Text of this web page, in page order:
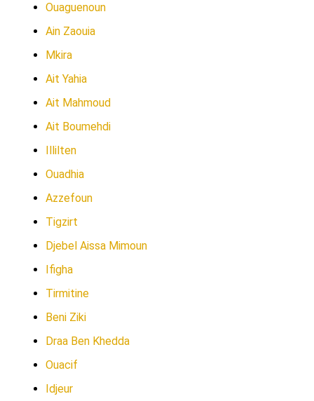
Ouaguenoun
Ain Zaouia
Mkira
Ait Yahia
Ait Mahmoud
Ait Boumehdi
Illilten
Ouadhia
Azzefoun
Tigzirt
Djebel Aissa Mimoun
Ifigha
Tirmitine
Beni Ziki
Draa Ben Khedda
Ouacif
Idjeur